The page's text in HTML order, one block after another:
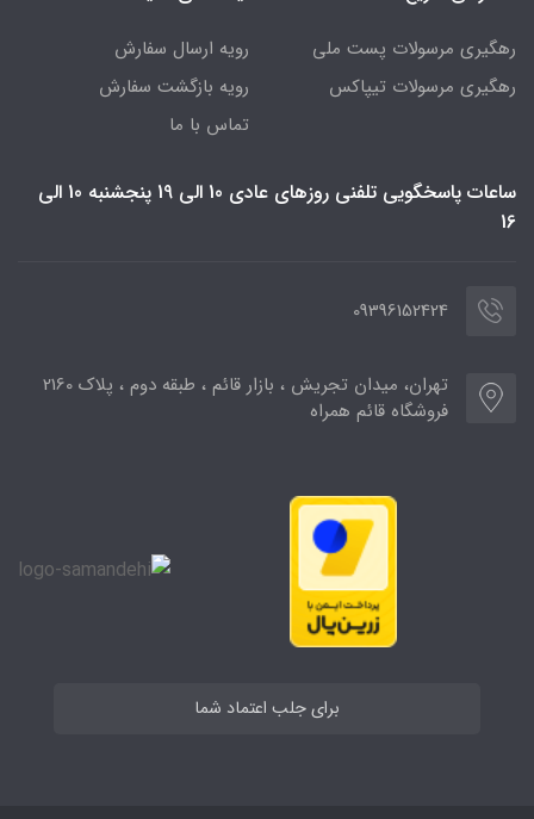
رهگیری مرسولات پست ملی
رهگیری مرسولات تیپاکس
رویه ارسال سفارش
رویه بازگشت سفارش
تماس با ما
ساعات پاسخگویی تلفنی روزهای عادی 10 الی 19 پنجشنبه 10 الی
16
09396152424
تهران، میدان تجریش ، بازار قائم ، طبقه دوم ، پلاک 2160
فروشگاه قائم همراه
برای جلب اعتماد شما